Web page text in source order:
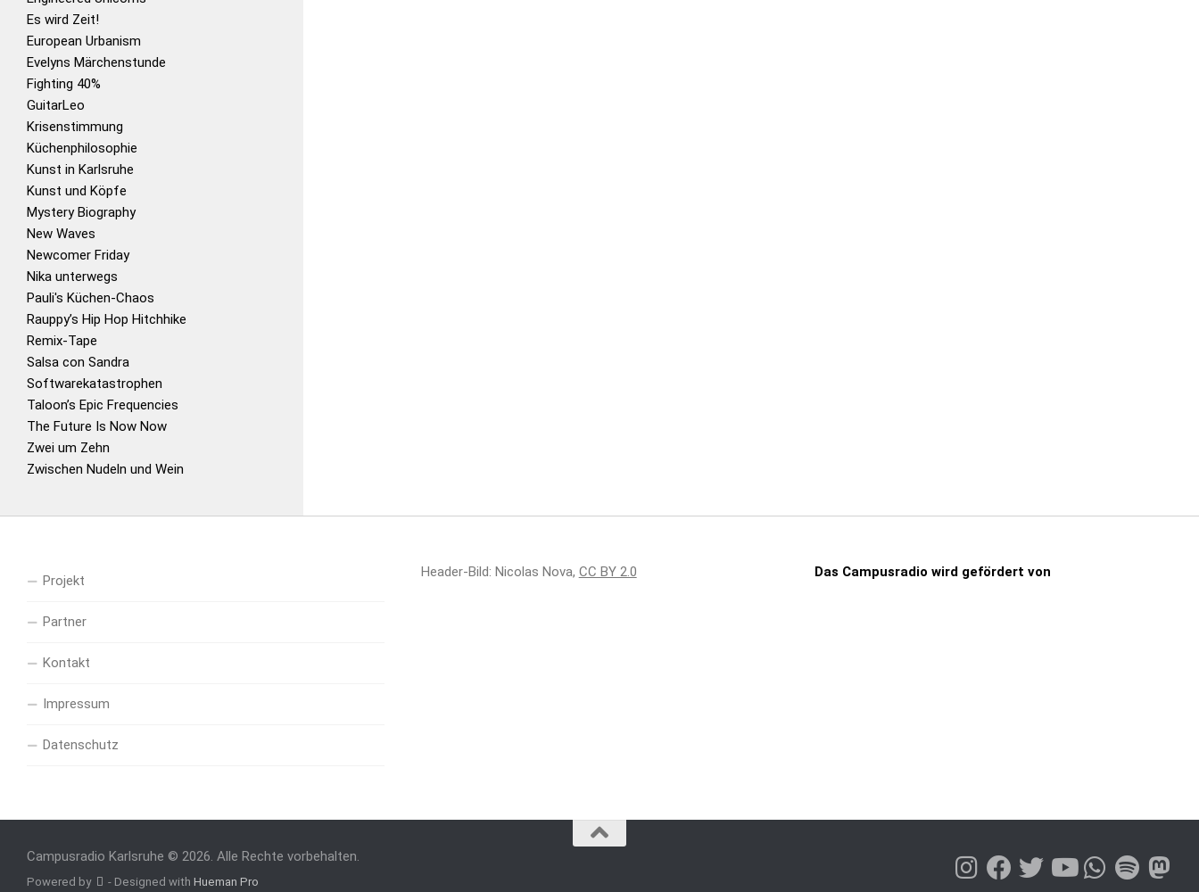
Es wird Zeit!
European Urbanism
Evelyns Märchenstunde
Fighting 40%
GuitarLeo
Krisenstimmung
Küchenphilosophie
Kunst in Karlsruhe
Kunst und Köpfe
Mystery Biography
New Waves
Newcomer Friday
Nika unterwegs
Pauli's Küchen-Chaos
Rauppy’s Hip Hop Hitchhike
Remix-Tape
Salsa con Sandra
Softwarekatastrophen
Taloon’s Epic Frequencies
The Future Is Now Now
Zwei um Zehn
Zwischen Nudeln und Wein
Projekt
Partner
Kontakt
Impressum
Datenschutz
Header-Bild: Nicolas Nova, CC BY 2.0 Das Campusradio wird gefördert von
Campusradio Karlsruhe © 2026. Alle Rechte vorbehalten.
Powered by - Designed withHueman Pro